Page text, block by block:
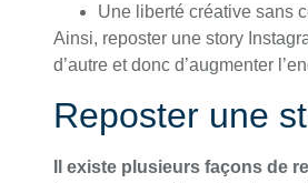
Une liberté créative sans
Ainsi, reposter une story
d’autre et donc d’augmenter
Reposter une
Il existe plusieurs façons de